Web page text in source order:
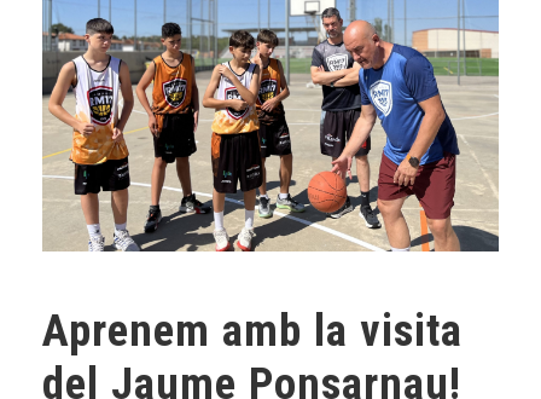
Aprenem amb la visita
del Jaume Ponsarnau!